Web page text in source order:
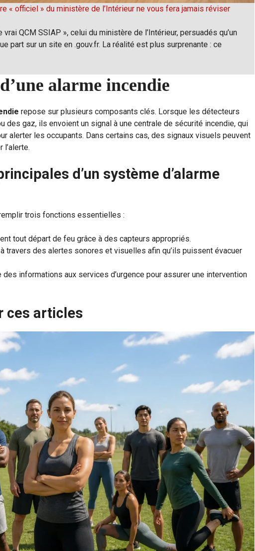
« officiel » du ministère de l’Intérieur ne vous fera jamais réviser
QCM SSIAP », celui du ministère de l’Intérieur, persuadés qu’un
part sur un site en .gouv.fr. La réalité est plus surprenante : ce
alarme incendie
repose sur plusieurs composants clés. Lorsque les détecteurs
des gaz, ils envoient un signal à une centrale de sécurité incendie, qui
alerter les occupants. Dans certains cas, des signaux visuels peuvent
d’un système d’alarme
trois fonctions essentielles :
tout départ de feu grâce à des capteurs appropriés.
travers des alertes sonores et visuelles afin qu’ils puissent évacuer
des informations aux services d’urgence pour assurer une intervention
ces articles